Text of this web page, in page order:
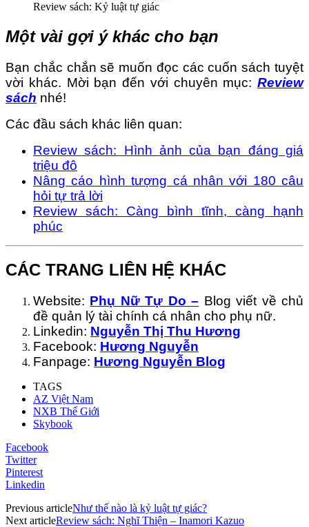
Review sách: Kỷ luật tự giác
Một vài gợi ý khác cho bạn
Bạn chắc chắn sẽ muốn đọc các cuốn sách tuyệt
vời khác. Mời bạn đến với chuyên mục: Review
sách nhé!
Các đầu sách khác liên quan:
Review sách: Hình ảnh của bạn đáng giá
triệu đô
Nâng cáo hình tượng cá nhân với 180 câu
hỏi tự trả lời
Review sách: Càng bình tĩnh, càng hạnh
phúc
CÁC TRANG LIÊN HỆ KHÁC
Website: Phụ Nữ Tự Do – Blog viết về chủ
đề quản lý tài chính cá nhân cho phụ nữ.
Linkedin: Nguyễn Thị Thu Hương
Facebook: Hương Nguyễn
Fanpage: Hương Nguyễn Blog
TAGS
AZ Việt Nam
NXB Thế Giới
Skybook
Facebook
Twitter
Pinterest
Linkedin
Previous articleNhư thế nào là kỷ luật tự giác?
Next articleReview sách: Nghĩ Thiện – Inamori Kazuo